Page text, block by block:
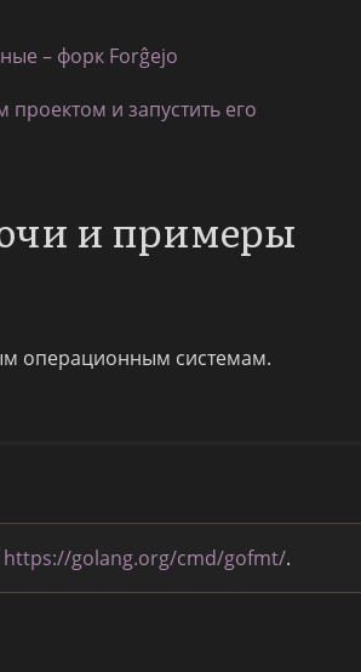
– форк Forĝejo
проектом и запустить его
и примеры
операционным системам.
https://golang.org/cmd/gofmt/.